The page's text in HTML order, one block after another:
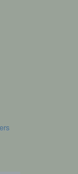
in
System
unsere